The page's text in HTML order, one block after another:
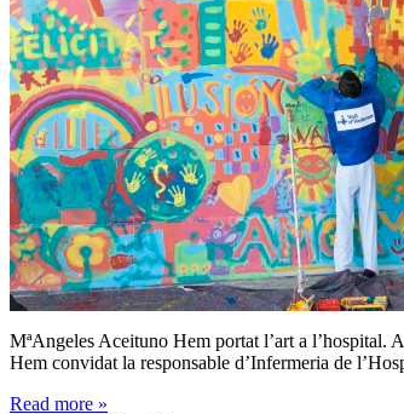
MªAngeles Aceituno Hem portat l’art a l’hospital.
Hem convidat la responsable d’Infermeria de
Read more »